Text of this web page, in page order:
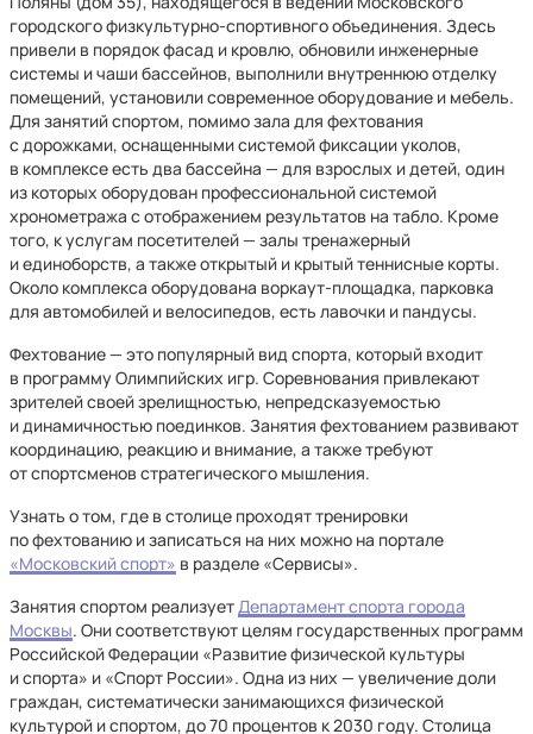
городского физкультурно-спортивного объединения. Здесь
привели в порядок фасад и кровлю, обновили инженерные
системы и чаши бассейнов, выполнили внутреннюю отделку
помещений, установили современное оборудование и мебель.
Для занятий спортом, помимо зала для фехтования
с дорожками, оснащенными системой фиксации уколов,
в комплексе есть два бассейна — для взрослых и детей, один
из которых оборудован профессиональной системой
хронометража с отображением результатов на табло. Кроме
того, к услугам посетителей — залы тренажерный
и единоборств, а также открытый и крытый теннисные корты.
Около комплекса оборудована воркаут-площадка, парковка
для автомобилей и велосипедов, есть лавочки и пандусы.
Фехтование — это популярный вид спорта, который входит
в программу Олимпийских игр. Соревнования привлекают
зрителей своей зрелищностью, непредсказуемостью
и динамичностью поединков. Занятия фехтованием развивают
координацию, реакцию и внимание, а также требуют
от спортсменов стратегического мышления.
Узнать о том, где в столице проходят тренировки
по фехтованию и записаться на них можно на портале
«Московский спорт» в разделе «Сервисы».
Занятия спортом реализуетДепартамент спорта города
Москвы. Они соответствуют целям государственных программ
Российской Федерации «Развитие физической культуры
и спорта» и «Спорт России». Одна из них — увеличение доли
граждан, систематически занимающихся физической
культурой и спортом, до 70 процентов к 2030 году. Столица